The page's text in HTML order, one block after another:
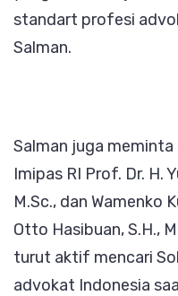
standart profesi
Salman.
Salman juga
Imipas RI Prof. Dr. H.
M.Sc., dan Wamenko
Otto Hasibuan, S.H.,
turut aktif mencari
advokat Indonesia